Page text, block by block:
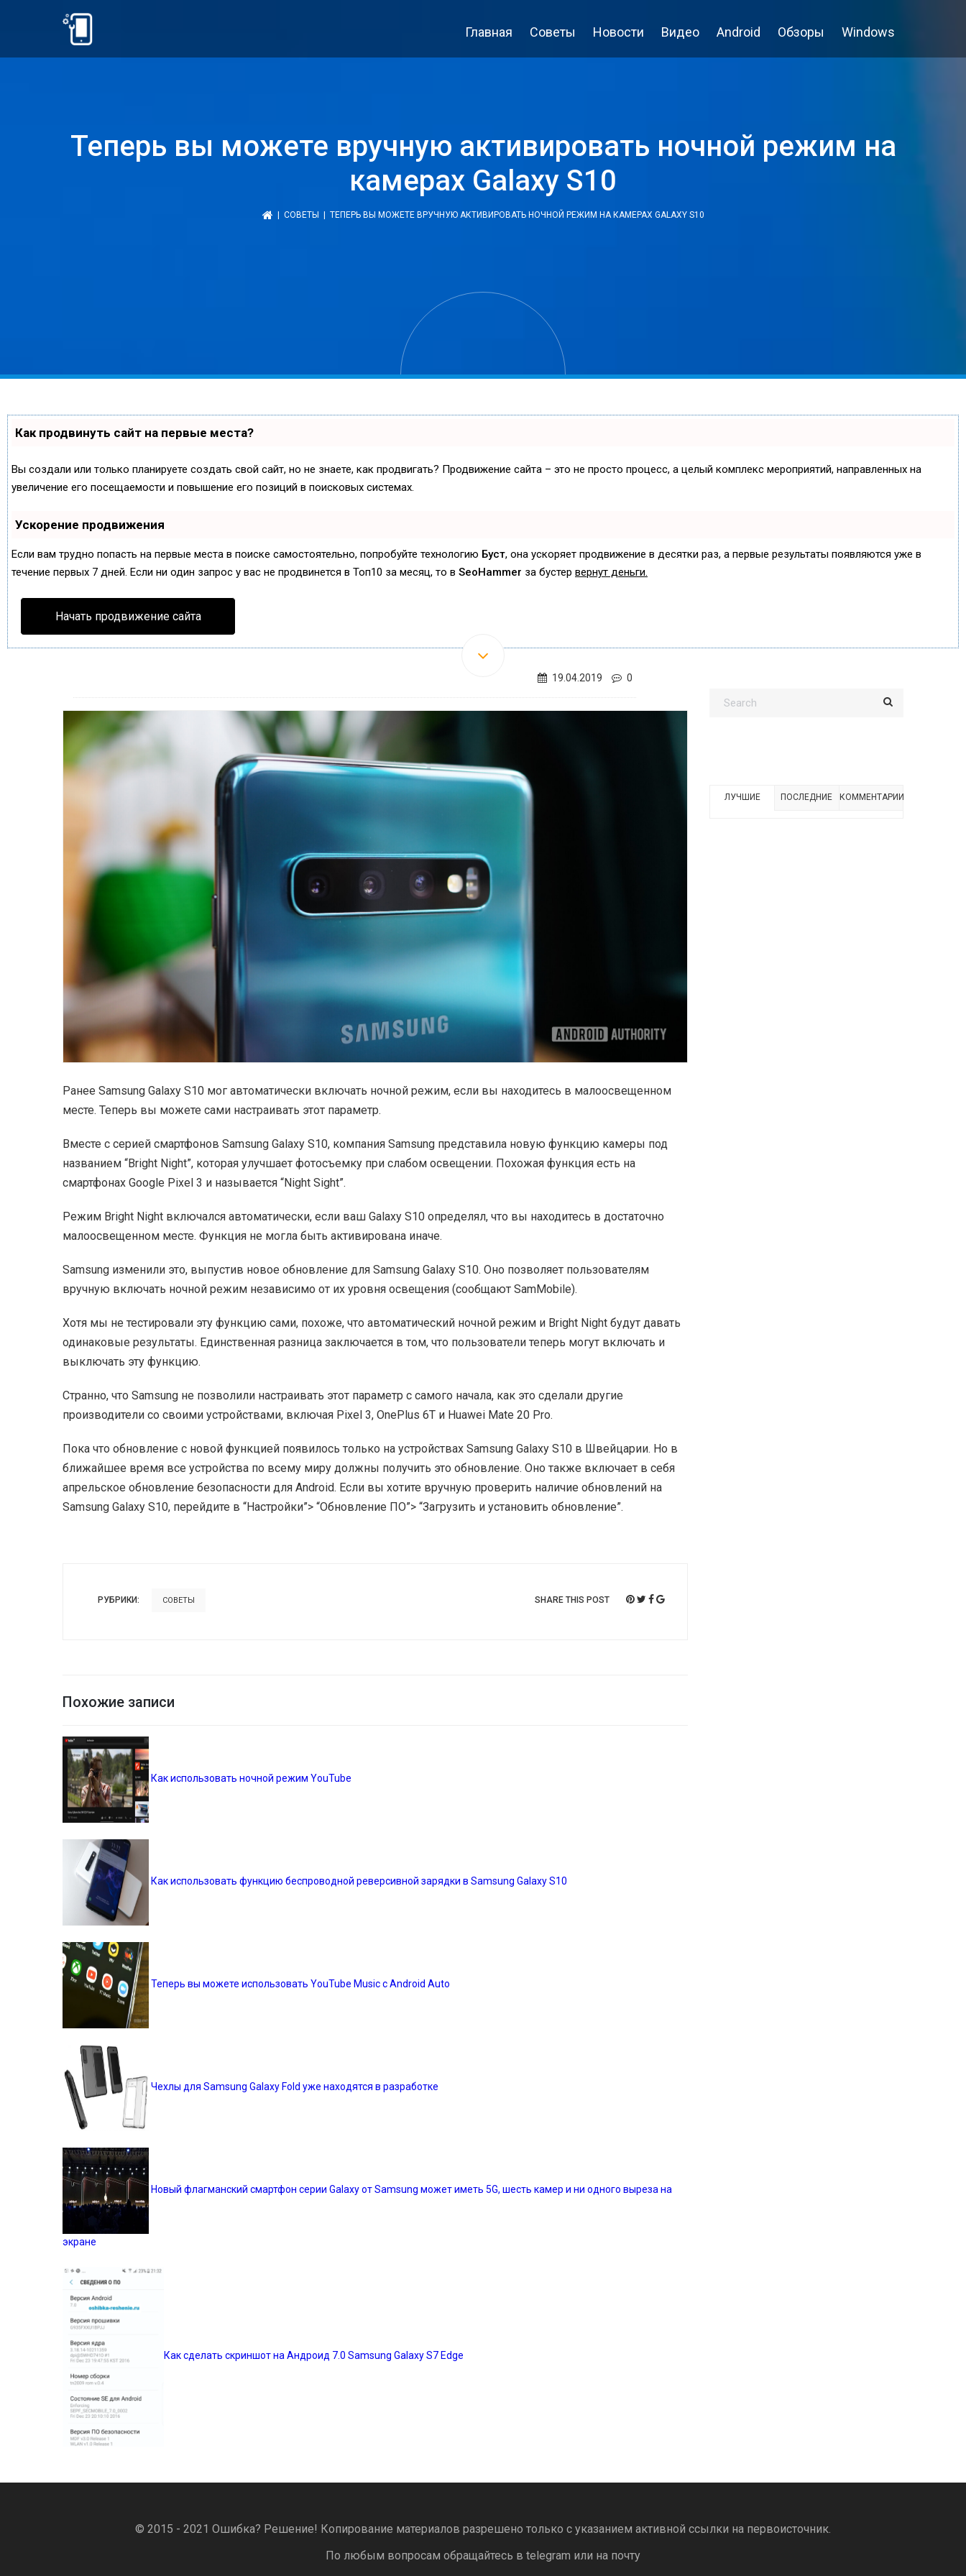
Главная Советы Новости Видео Android Обзоры Windows
Теперь вы можете вручную активировать ночной режим на
камерах Galaxy S10
СОВЕТЫ | ТЕПЕРЬ ВЫ МОЖЕТЕ ВРУЧНУЮ АКТИВИРОВАТЬ НОЧНОЙ РЕЖИМ НА КАМЕРАХ GALAXY S10
Как продвинуть сайт на первые места?
Вы создали или только планируете создать свой сайт, но не знаете, как продвигать? Продвижение сайта – это не просто процесс, а целый комплекс мероприятий, направленных на
увеличение его посещаемости и повышение его позиций в поисковых системах.
Ускорение продвижения
Если вам трудно попасть на первые места в поиске самостоятельно, попробуйте технологию Буст, она ускоряет продвижение в десятки раз, а первые результаты появляются уже в
течение первых 7 дней. Если ни один запрос у вас не продвинется в Топ10 за месяц, то в SeoHammer за бустер вернут деньги.
Начать продвижение сайта
19.04.2019 0
Ранее Samsung Galaxy S10 мог автоматически включать ночной режим, если вы находитесь в малоосвещенном
месте. Теперь вы можете сами настраивать этот параметр.
Вместе с серией смартфонов Samsung Galaxy S10, компания Samsung представила новую функцию камеры под
названием “Bright Night”, которая улучшает фотосъемку при слабом освещении. Похожая функция есть на
смартфонах Google Pixel 3 и называется “Night Sight”.
Режим Bright Night включался автоматически, если ваш Galaxy S10 определял, что вы находитесь в достаточно
малоосвещенном месте. Функция не могла быть активирована иначе.
Samsung изменили это, выпустив новое обновление для Samsung Galaxy S10. Оно позволяет пользователям
вручную включать ночной режим независимо от их уровня освещения (сообщают SamMobile).
Хотя мы не тестировали эту функцию сами, похоже, что автоматический ночной режим и Bright Night будут давать
одинаковые результаты. Единственная разница заключается в том, что пользователи теперь могут включать и
выключать эту функцию.
Странно, что Samsung не позволили настраивать этот параметр с самого начала, как это сделали другие
производители со своими устройствами, включая Pixel 3, OnePlus 6T и Huawei Mate 20 Pro.
Пока что обновление с новой функцией появилось только на устройствах Samsung Galaxy S10 в Швейцарии. Но в
ближайшее время все устройства по всему миру должны получить это обновление. Оно также включает в себя
апрельское обновление безопасности для Android. Если вы хотите вручную проверить наличие обновлений на
Samsung Galaxy S10, перейдите в “Настройки”> “Обновление ПО”> “Загрузить и установить обновление”.
РУБРИКИ: СОВЕТЫ SHARE THIS POST
Похожие записи
Как использовать ночной режим YouTube
Как использовать функцию беспроводной реверсивной зарядки в Samsung Galaxy S10
Теперь вы можете использовать YouTube Music с Android Auto
Чехлы для Samsung Galaxy Fold уже находятся в разработке
Новый флагманский смартфон серии Galaxy от Samsung может иметь 5G, шесть камер и ни одного выреза на
экране
Как сделать скриншот на Андроид 7.0 Samsung Galaxy S7 Edge
ЛУЧШИЕ ПОСЛЕДНИЕ КОММЕНТАРИИ
© 2015 - 2021 Ошибка? Решение! Копирование материалов разрешено только с указанием активной ссылки на первоисточник.
По любым вопросам обращайтесь в telegram или на почту